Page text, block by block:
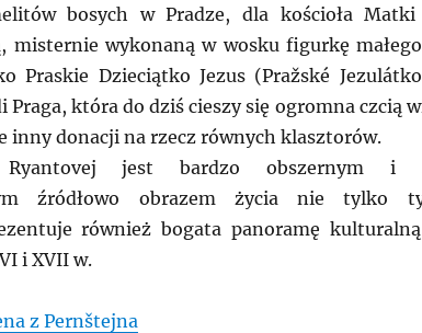
bosych w Pradze, dla kościoła Matki
misternie wykonaną w wosku figurkę małego
Praskie Dzieciątko Jezus (Pražské
Praga, która do dziś cieszy się ogromna czcią
inny donacji na rzecz równych klasztorów.
jest bardzo obszernym i
źródłowo obrazem życia nie tylko
również bogata panoramę
i XVII w.
z Pernštejna